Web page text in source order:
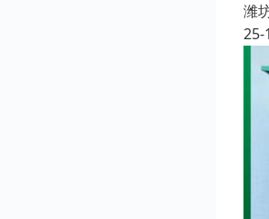
潍
25-